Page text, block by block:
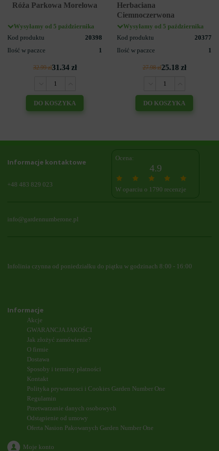
Róża Parkowa Morelowa
Wysyłamy od 5 października
Kod produktu
20398
Ilość w paczce
1
32.99 zł31.34 zł
DO KOSZYKA
Herbaciana
Ciemnoczerwona
Wysyłamy od 5 października
Kod produktu
20377
Ilość w paczce
1
27.98 zł25.18 zł
DO KOSZYKA
Informacje kontaktowe
+48 483 829 023
Ocena:
4.9
W oparciu o 1790 recenzje
info@gardennumberone.pl
Infolinia czynna od poniedziałku do piątku w godzinach 8:00 - 16:00
Informacje
Akcje
GWARANCJA JAKOŚCI
Jak złożyć zamówienie?
O firmie
Dostawa
Sposoby i terminy płatności
Kontakt
Polityka prywatnosci i Cookies Garden Number One
Regulamin
Przetwarzanie danych osobowych
Odstąpienie od umowy
Oferta Nasion Pakowanych Garden Number One
Moje konto